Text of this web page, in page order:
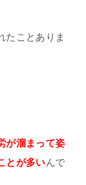
たことありま
が溜まって姿
とが多いんで